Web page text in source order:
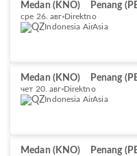
Medan (KNO) Penang
сре 26. авг Direktno
Indonesia AirAsia
Medan (KNO) Penang
чет 20. авг Direktno
Indonesia AirAsia
Medan (KNO) Penang